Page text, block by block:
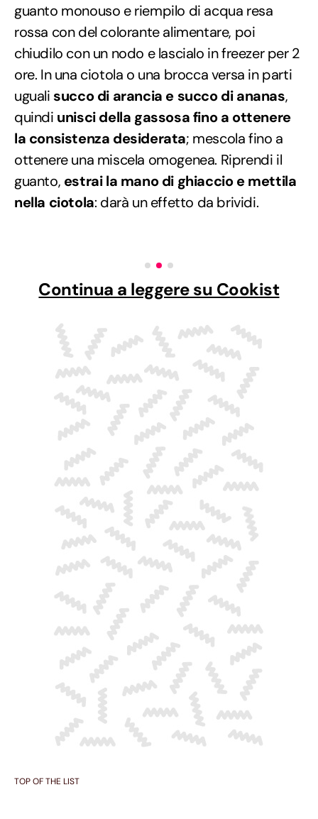
guanto monouso e riempilo di acqua resa
rossa con del colorante alimentare, poi
chiudilo con un nodo e lascialo in freezer per 2
ore. In una ciotola o una brocca versa in parti
uguali succo di arancia e succo di ananas,
quindi unisci della gassosa fino a ottenere
la consistenza desiderata; mescola fino a
ottenere una miscela omogenea. Riprendi il
guanto, estrai la mano di ghiaccio e mettila
nella ciotola: darà un effetto da brividi.
Continua a leggere su Cookist
TOP OF THE LIST